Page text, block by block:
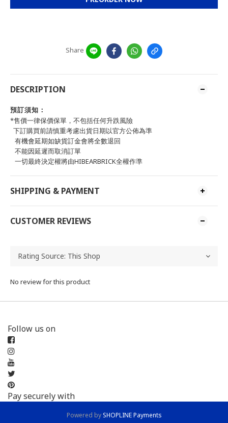
Share
DESCRIPTION
預訂須知：
*售價一律保價保單，不包括任何升跌風險
下訂購買前請慎重考慮出貨日期以官方公佈為準
有機會延期如缺貨訂金會將全數退回
不能因延遲而取消訂單
一切最終決定權將由HIBEARBRICK全權作準
SHIPPING & PAYMENT
CUSTOMER REVIEWS
No review for this product
Follow us on
Pay securely with
Powered bySHOPLINE Payments